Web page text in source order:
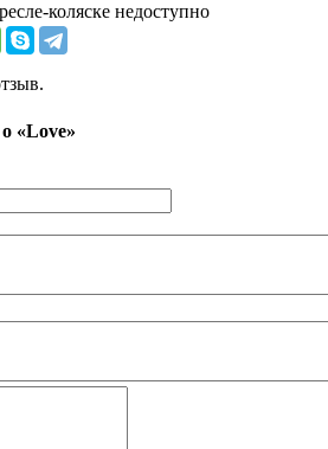
коляске недоступно
«Love»